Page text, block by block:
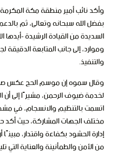
وأكد نائب أمير منطقة مكة
بفضل الله سبحانه وتعالى، ثم
السديدة من القيادة الرشيدة -
وموارد، إلى جانب المتابعة
والتنفيذ.
وقال سموه إن موسم الحج عكس
لخدمة ضيوف الرحمن، مشيرًا إلى
اتسمت بالتنظيم والانسجام، في
مختلف الجهات المشاركة، حيث أكد
إدارة الحشود بكفاءة واقتدار،
من الأمن والطمأنينة والعناية